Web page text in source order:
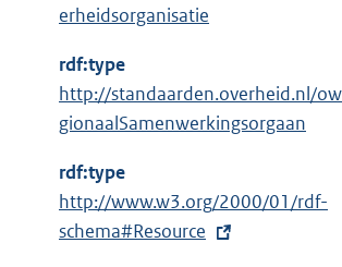
:erheidsorganisatie
rdf:type
http://standaarden.overheid.nl/
gionaalSamenwerkingsorgaan
rdf:type
E
x
http://www.w3.org/2000/01/rdf-
schema#Resource